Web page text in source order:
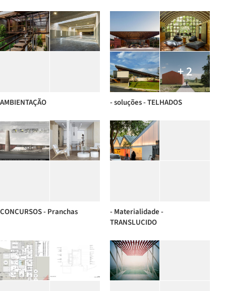
AMBIENTAÇÃO
+ 2
- soluções - TELHADOS
CONCURSOS - Pranchas
- Materialidade -
TRANSLUCIDO